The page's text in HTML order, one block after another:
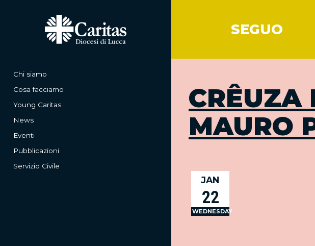
Chi siamo
Cosa facciamo
Young Caritas
News
Eventi
Pubblicazioni
Servizio Civile
SEGUO
CRÊUZA
MAURO
JAN
22
WEDNESDAY